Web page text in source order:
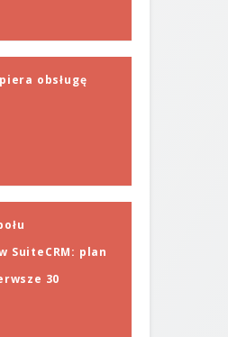
obsługę
SuiteCRM: plan
30